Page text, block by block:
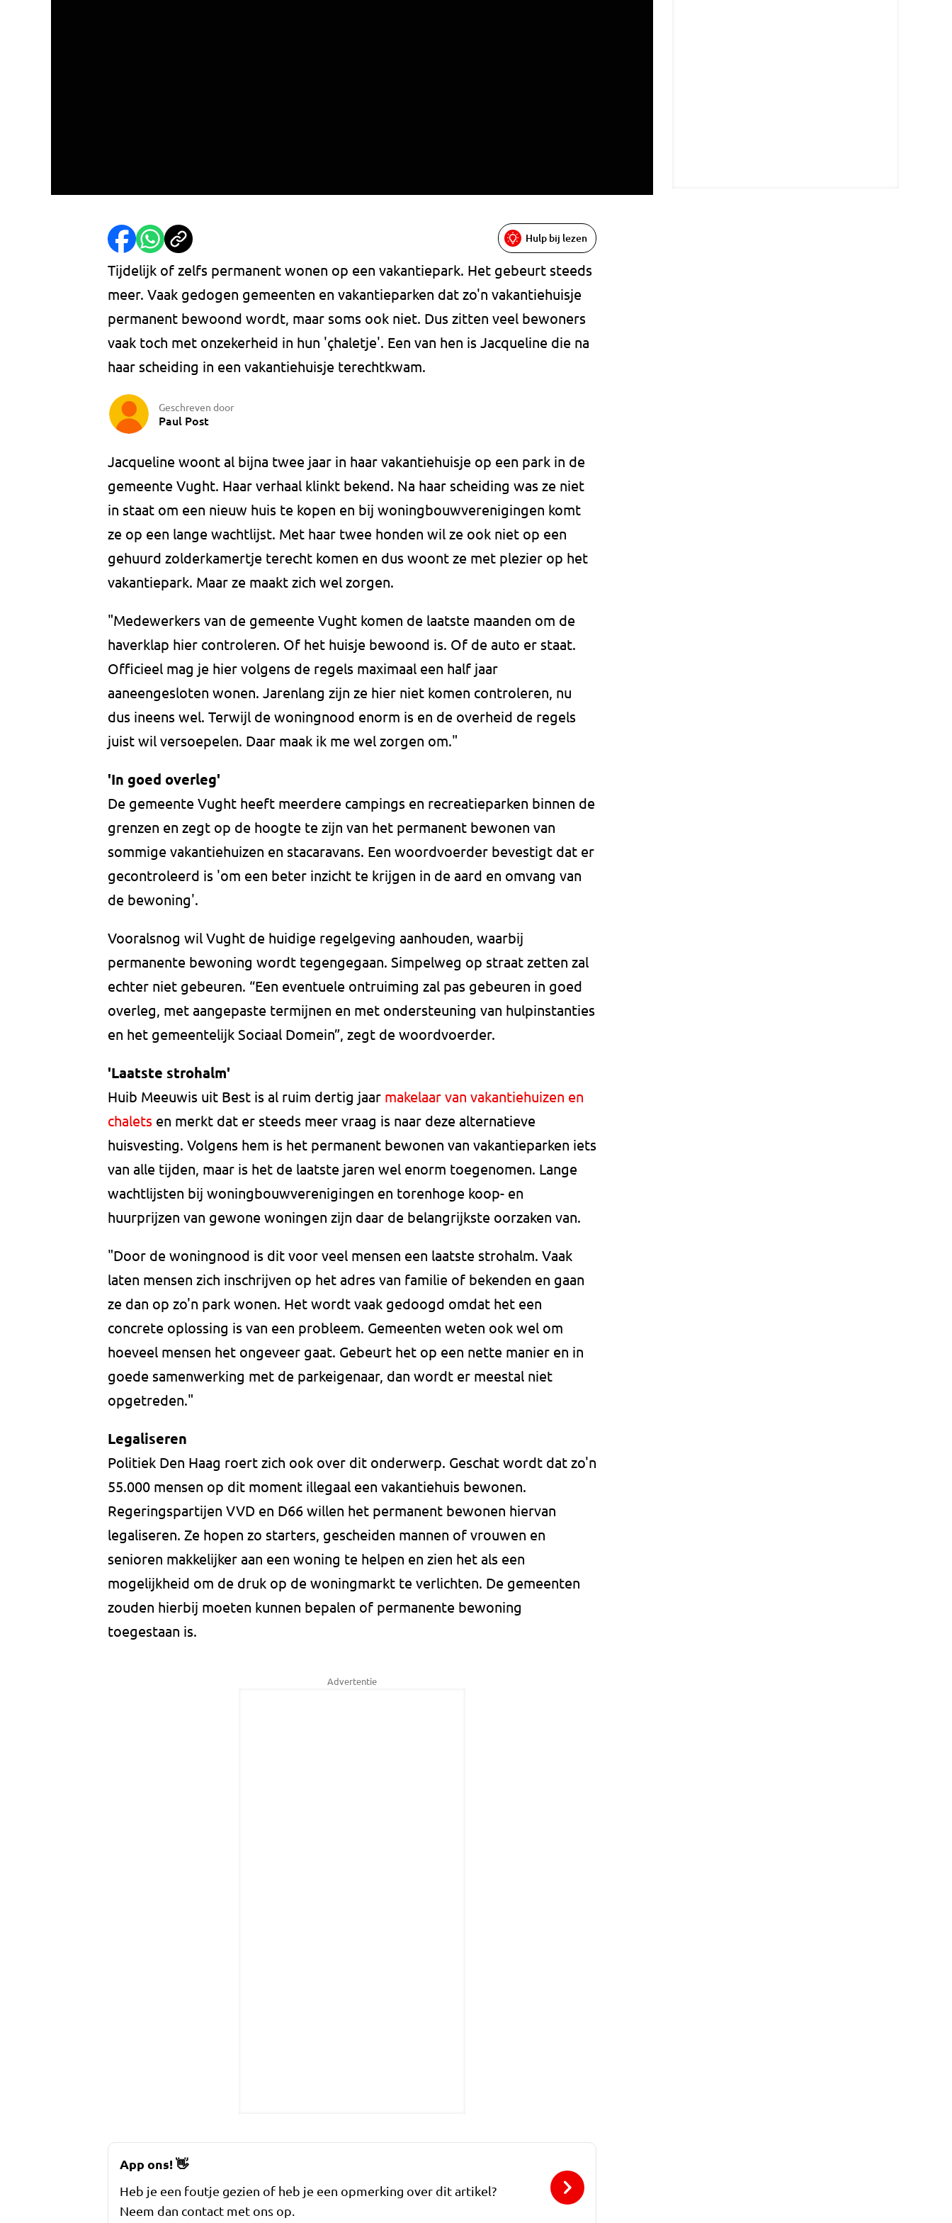
Hulp bij lezen
Tijdelijk of zelfs permanent wonen op een vakantiepark. Het gebeurt steeds
meer. Vaak gedogen gemeenten en vakantieparken dat zo'n vakantiehuisje
permanent bewoond wordt, maar soms ook niet. Dus zitten veel bewoners
vaak toch met onzekerheid in hun 'çhaletje'. Een van hen is Jacqueline die na
haar scheiding in een vakantiehuisje terechtkwam.
Geschreven door
Paul Post
Jacqueline woont al bijna twee jaar in haar vakantiehuisje op een park in de
gemeente Vught. Haar verhaal klinkt bekend. Na haar scheiding was ze niet
in staat om een nieuw huis te kopen en bij woningbouwverenigingen komt
ze op een lange wachtlijst. Met haar twee honden wil ze ook niet op een
gehuurd zolderkamertje terecht komen en dus woont ze met plezier op het
vakantiepark. Maar ze maakt zich wel zorgen.
"Medewerkers van de gemeente Vught komen de laatste maanden om de
haverklap hier controleren. Of het huisje bewoond is. Of de auto er staat.
Officieel mag je hier volgens de regels maximaal een half jaar
aaneengesloten wonen. Jarenlang zijn ze hier niet komen controleren, nu
dus ineens wel. Terwijl de woningnood enorm is en de overheid de regels
juist wil versoepelen. Daar maak ik me wel zorgen om."
'In goed overleg'
De gemeente Vught heeft meerdere campings en recreatieparken binnen de
grenzen en zegt op de hoogte te zijn van het permanent bewonen van
sommige vakantiehuizen en stacaravans. Een woordvoerder bevestigt dat er
gecontroleerd is 'om een beter inzicht te krijgen in de aard en omvang van
de bewoning'.
Vooralsnog wil Vught de huidige regelgeving aanhouden, waarbij
permanente bewoning wordt tegengegaan. Simpelweg op straat zetten zal
echter niet gebeuren. “Een eventuele ontruiming zal pas gebeuren in goed
overleg, met aangepaste termijnen en met ondersteuning van hulpinstanties
en het gemeentelijk Sociaal Domein”, zegt de woordvoerder.
'Laatste strohalm'
Huib Meeuwis uit Best is al ruim dertig jaar makelaar van vakantiehuizen en
chalets en merkt dat er steeds meer vraag is naar deze alternatieve
huisvesting. Volgens hem is het permanent bewonen van vakantieparken iets
van alle tijden, maar is het de laatste jaren wel enorm toegenomen. Lange
wachtlijsten bij woningbouwverenigingen en torenhoge koop- en
huurprijzen van gewone woningen zijn daar de belangrijkste oorzaken van.
"Door de woningnood is dit voor veel mensen een laatste strohalm. Vaak
laten mensen zich inschrijven op het adres van familie of bekenden en gaan
ze dan op zo'n park wonen. Het wordt vaak gedoogd omdat het een
concrete oplossing is van een probleem. Gemeenten weten ook wel om
hoeveel mensen het ongeveer gaat. Gebeurt het op een nette manier en in
goede samenwerking met de parkeigenaar, dan wordt er meestal niet
opgetreden."
Legaliseren
Politiek Den Haag roert zich ook over dit onderwerp. Geschat wordt dat zo'n
55.000 mensen op dit moment illegaal een vakantiehuis bewonen.
Regeringspartijen VVD en D66 willen het permanent bewonen hiervan
legaliseren. Ze hopen zo starters, gescheiden mannen of vrouwen en
senioren makkelijker aan een woning te helpen en zien het als een
mogelijkheid om de druk op de woningmarkt te verlichten. De gemeenten
zouden hierbij moeten kunnen bepalen of permanente bewoning
toegestaan is.
Advertentie
App ons!👋
Heb je een foutje gezien of heb je een opmerking over dit artikel?
Neem dan contact met ons op.